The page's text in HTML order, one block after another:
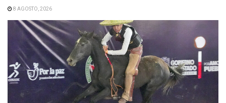
8 AGOSTO, 2026